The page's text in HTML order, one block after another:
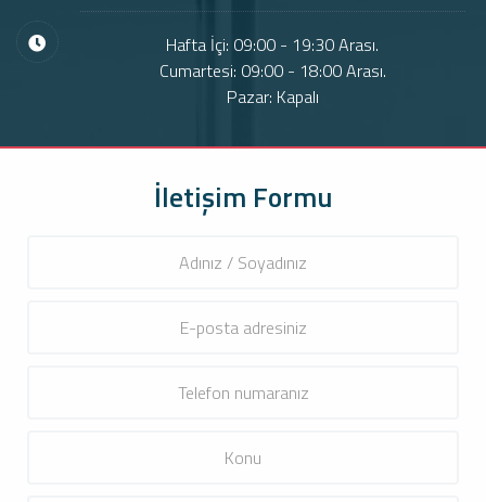
İletişim Formu
Hafta İçi: 09:00 - 19:30 Arası.
Cumartesi: 09:00 - 18:00 Arası.
Pazar: Kapalı